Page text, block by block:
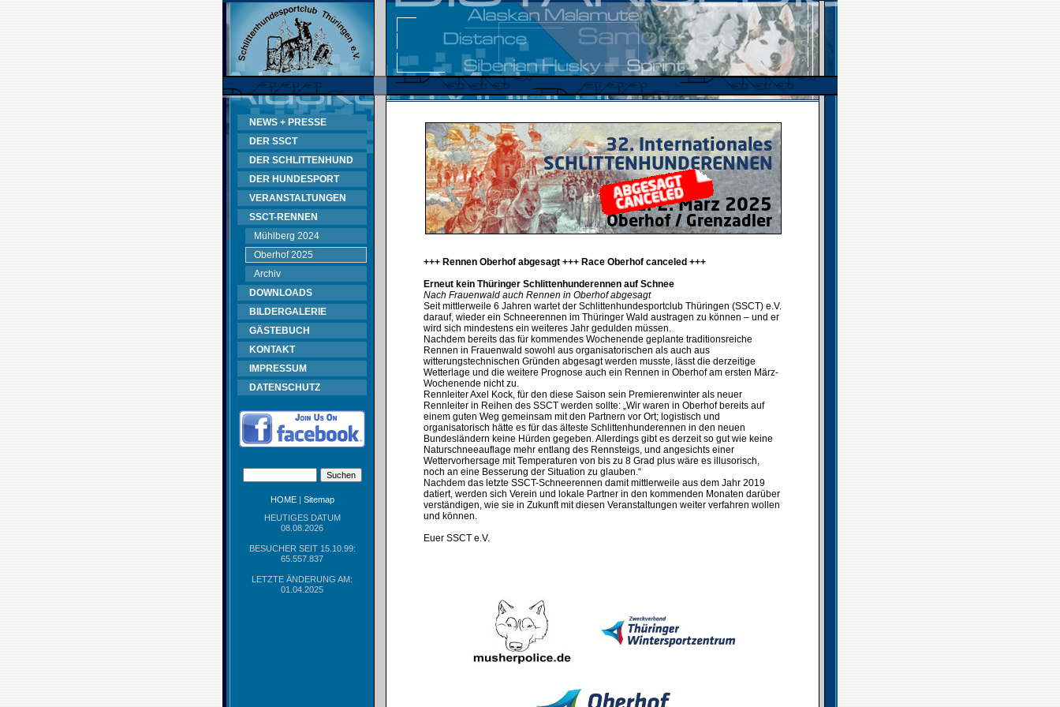
NEWS + PRESSE
DER SSCT
DER SCHLITTENHUND
DER HUNDESPORT
VERANSTALTUNGEN
SSCT-RENNEN
Mühlberg 2024
Oberhof 2025
Archiv
DOWNLOADS
BILDERGALERIE
GÄSTEBUCH
KONTAKT
IMPRESSUM
DATENSCHUTZ
HOME| Sitemap
HEUTIGES DATUM
08.08.2026
BESUCHER SEIT 15.10.99:
65.557.837
LETZTE ÄNDERUNG AM:
01.04.2025
+++ Rennen Oberhof abgesagt +++ Race Oberhof canceled +++
Erneut kein Thüringer Schlittenhunderennen auf Schnee
Nach Frauenwald auch Rennen in Oberhof abgesagt
Seit mittlerweile 6 Jahren wartet der Schlittenhundesportclub Thüringen (SSCT) e.V.
darauf, wieder ein Schneerennen im Thüringer Wald austragen zu können – und er
wird sich mindestens ein weiteres Jahr gedulden müssen.⁣
Nachdem bereits das für kommendes Wochenende geplante traditionsreiche
Rennen in Frauenwald sowohl aus organisatorischen als auch aus
witterungstechnischen Gründen abgesagt werden musste, lässt die derzeitige
Wetterlage und die weitere Prognose auch ein Rennen in Oberhof am ersten März-
Wochenende nicht zu.⁣
Rennleiter Axel Kock, für den diese Saison sein Premierenwinter als neuer
Rennleiter in Reihen des SSCT werden sollte: „Wir waren in Oberhof bereits auf
einem guten Weg gemeinsam mit den Partnern vor Ort; logistisch und
organisatorisch hätte es für das älteste Schlittenhunderennen in den neuen
Bundesländern keine Hürden gegeben. Allerdings gibt es derzeit so gut wie keine
Naturschneeauflage mehr entlang des Rennsteigs, und angesichts einer
Wettervorhersage mit Temperaturen von bis zu 8 Grad plus wäre es illusorisch,
noch an eine Besserung der Situation zu glauben.“⁣
Nachdem das letzte SSCT-Schneerennen damit mittlerweile aus dem Jahr 2019
datiert, werden sich Verein und lokale Partner in den kommenden Monaten darüber
verständigen, wie sie in Zukunft mit diesen Veranstaltungen weiter verfahren wollen
und können.
Euer SSCT e.V.